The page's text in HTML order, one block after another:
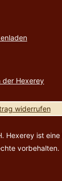
der Hexerey
widerrufen
Hexerey ist
vorbehalten.